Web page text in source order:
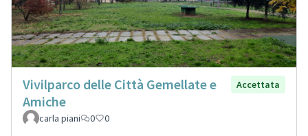
Vivilparco delle Città Gemellate e
Amiche
Accettata
carla piani 0 0